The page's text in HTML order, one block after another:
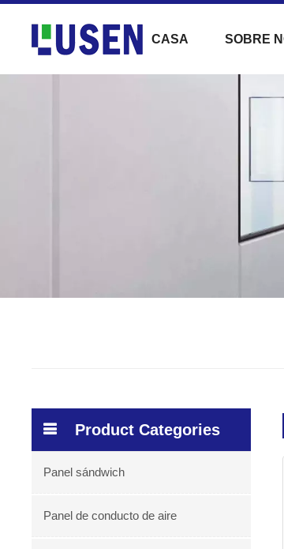
CASA SOBRE
Product Categories
Panel sándwich
Panel de conducto de aire